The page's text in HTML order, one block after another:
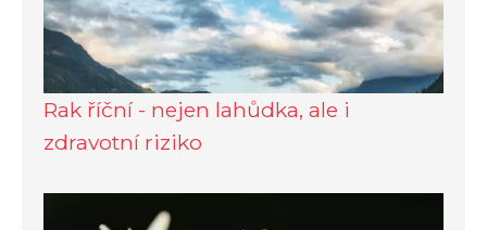
Rak říční - nejen lahůdka, ale i
zdravotní riziko